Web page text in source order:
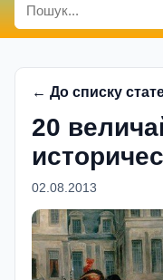
← До списку
20
02.08.2013